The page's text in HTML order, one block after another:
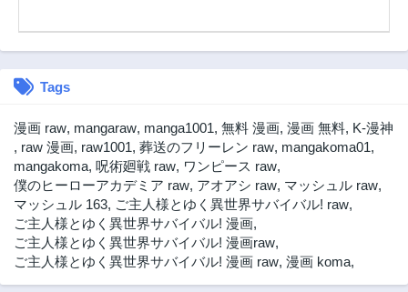
第30話
第28話
4週間前
第27話
4週間前
第26話
4週間前
第25話
4週間前
第24.2話
4週間前
第24.1話
4週間前
Tags
漫画 raw, mangaraw, manga1001, 無料 漫画, 漫画 無料, K-漫神
, raw 漫画, raw1001, 葬送のフリーレン raw, mangakoma01,
mangakoma, 呪術廻戦 raw, ワンピース raw,
僕のヒーローアカデミア raw, アオアシ raw, マッシュル raw,
マッシュル 163, ご主人様とゆく異世界サバイバル! raw,
ご主人様とゆく異世界サバイバル! 漫画,
ご主人様とゆく異世界サバイバル! 漫画raw,
ご主人様とゆく異世界サバイバル! 漫画 raw, 漫画 koma,